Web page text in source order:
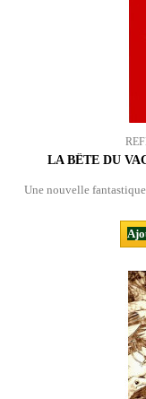
LA BÊTE DU
Une nouvelle